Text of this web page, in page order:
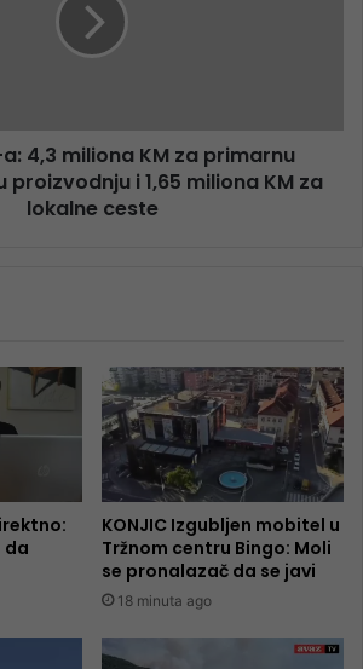
4,3 miliona KM za primarnu
i 1,65 miliona KM za
lokalne ceste
da
KONJIC Izgubljen mobitel u
Tržnom centru Bingo: Moli
se pronalazač da se javi
18 minuta ago